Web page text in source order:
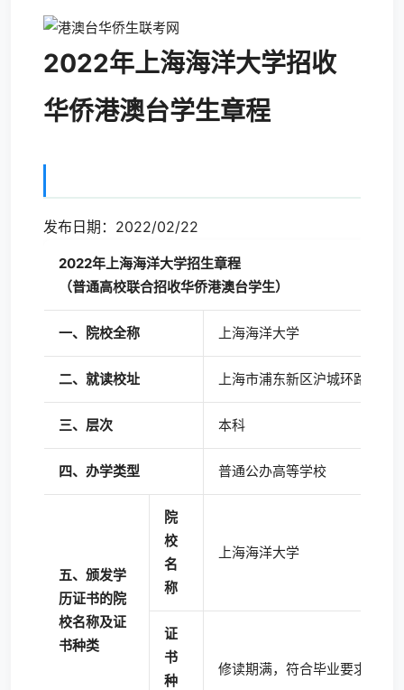
2022年上海海洋大学招收
华侨港澳台学生章程
发布日期：2022/02/22
2022年上海海洋大学招生章程
（普通高校联合招收华侨港澳台学生）
一、 院校全称 上海海洋大学
二、就读校址 上海市浦东新区沪城环路999
三、 层次 本科
四、办学类型 普通公办高等学校
五、颁发学
历证书的院
校名称及证
书种类
院
校
名
称
上海海洋大学
证
书
种
修读期满，符合毕业要求者，